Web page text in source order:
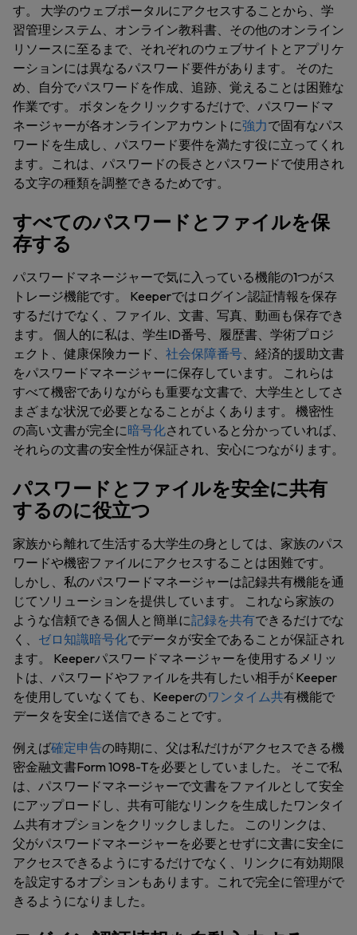
す。 大学のウェブポータルにアクセスすることから、学
習管理システム、オンライン教科書、その他のオンライン
リソースに至るまで、それぞれのウェブサイトとアプリケ
ーションには異なるパスワード要件があります。 そのた
め、自分でパスワードを作成、追跡、覚えることは困難な
作業です。 ボタンをクリックするだけで、パスワードマ
ネージャーが各オンラインアカウントに強力で固有なパス
ワードを生成し、パスワード要件を満たす役に立ってくれ
ます。これは、パスワードの長さとパスワードで使用され
る文字の種類を調整できるためです。
すべてのパスワードとファイルを保
存する
パスワードマネージャーで気に入っている機能の1つがス
トレージ機能です。 Keeperではログイン認証情報を保存
するだけでなく、ファイル、文書、写真、動画も保存でき
ます。 個人的に私は、学生ID番号、履歴書、学術プロジ
ェクト、健康保険カード、 社会保障番号、経済的援助文書
をパスワードマネージャーに保存しています。 これらは
すべて機密でありながらも重要な文書で、大学生としてさ
まざまな状況で必要となることがよくあります。 機密性
の高い文書が完全に暗号化されていると分かっていれば、
それらの文書の安全性が保証され、安心につながります。
パスワードとファイルを安全に共有
するのに役立つ
家族から離れて生活する大学生の身としては、家族のパス
ワードや機密ファイルにアクセスすることは困難です。
しかし、私のパスワードマネージャーは記録共有機能を通
じてソリューションを提供しています。 これなら家族の
ような信頼できる個人と簡単に記録を共有できるだけでな
く、 ゼロ知識暗号化でデータが安全であることが保証され
ます。 Keeperパスワードマネージャーを使用するメリッ
トは、パスワードやファイルを共有したい相手が Keeper
を使用していなくても、Keeperのワンタイム共有機能で
データを安全に送信できることです。
例えば確定申告の時期に、父は私だけがアクセスできる機
密金融文書Form 1098-Tを必要としていました。 そこで私
は、パスワードマネージャーで文書をファイルとして安全
にアップロードし、共有可能なリンクを生成したワンタイ
ム共有オプションをクリックしました。 このリンクは、
父がパスワードマネージャーを必要とせずに文書に安全に
アクセスできるようにするだけでなく、リンクに有効期限
を設定するオプションもあります。これで完全に管理がで
きるようになりました。